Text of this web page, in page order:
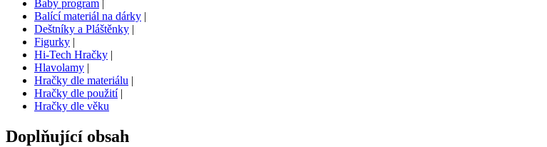
Baby program |
Balící materiál na dárky |
Deštníky a Pláštěnky |
Figurky |
Hi-Tech Hračky |
Hlavolamy |
Hračky dle materiálu |
Hračky dle použití|
Hračky dle věku
Doplňující obsah